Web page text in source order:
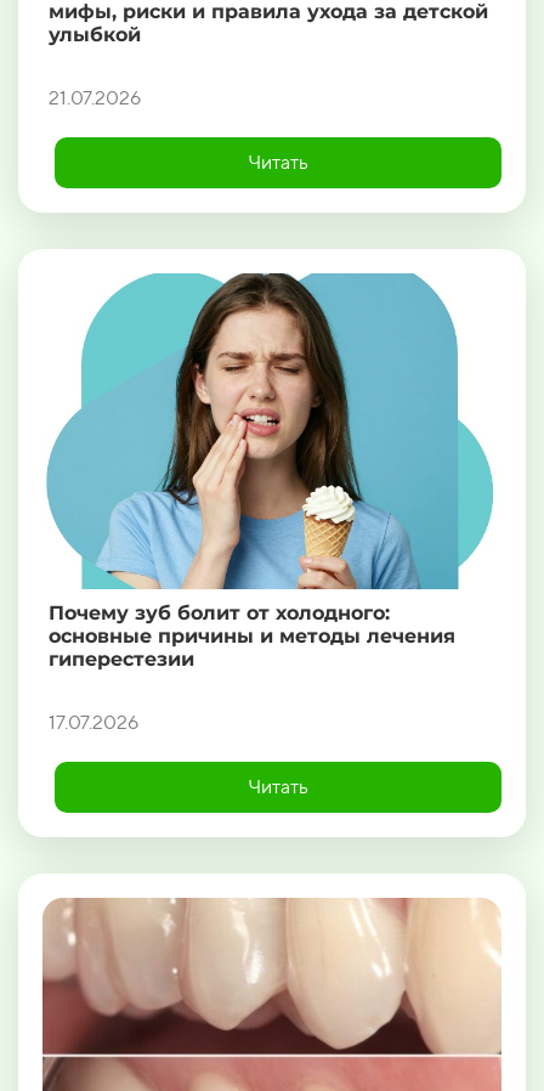
мифы, риски и правила ухода за детской
улыбкой
21.07.2026
Читать
Почему зуб болит от холодного:
основные причины и методы лечения
гиперестезии
17.07.2026
Читать